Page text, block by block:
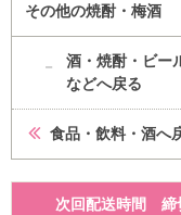
その他の焼酎・梅酒
酒・焼酎・ビー
などへ戻る
食品・飲料・酒へ
次回配送時間